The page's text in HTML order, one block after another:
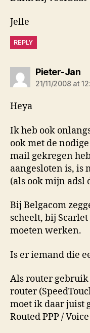
Jelle
REPLY
Pieter-Jan
21/11/2008 at
Heya
Ik heb ook
ook met de
mail gekregen
aangesloten is, is
(als ook mijn adsl
Bij Belgacom
scheelt, bij
moeten werken.
Is er iemand die
Als router gebruik
router
moet ik daar juist
Routed PPP /